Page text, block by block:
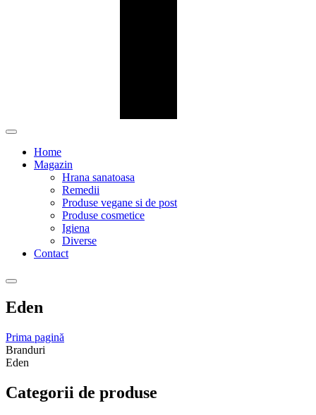
Home
Magazin
Hrana sanatoasa
Remedii
Produse vegane si de post
Produse cosmetice
Igiena
Diverse
Contact
Eden
Prima pagină
Branduri
Eden
Categorii de produse